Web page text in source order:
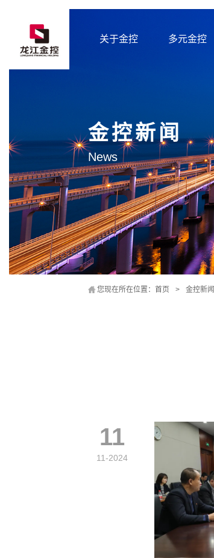
关于金控 多元金控
金控新闻
News
您现在所在位置：首页 > 金控新闻
11
11-2024